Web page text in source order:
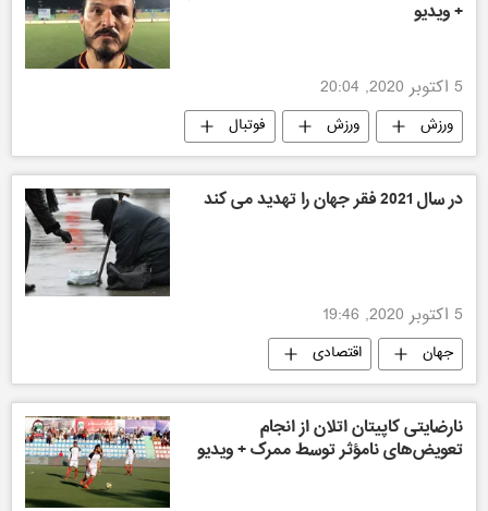
+ ویدیو
5 اکتوبر 2020, 20:04
ورزش ورزش
فوتبال
ورزش افغانستان
افغانستان
در سال 2021 فقر جهان را تهدید می کند
5 اکتوبر 2020, 19:46
جهان اقتصادی
نارضایتی کاپیتان اتلان از انجام
تعویض‌های نامؤثر توسط ممرک + ویدیو